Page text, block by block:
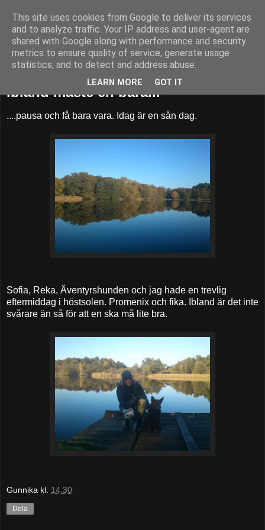
52adventures
Ibland måste en bara...
....pausa och få bara vara. Idag är en sån dag.
Sofia, Reka, Äventyrshunden och jag hade en trevlig
eftermiddag i höstsolen. Promenix och fika. Ibland är det inte
svårare än så för att en ska må lite bra.
Gunnika kl. 14:30
Dela
This site uses cookies from Google to deliver its services
and to analyze traffic. Your IP address and user-agent are
shared with Google along with performance and security
metrics to ensure quality of service, generate usage
statistics, and to detect and address abuse.
LEARN MORE GOT IT